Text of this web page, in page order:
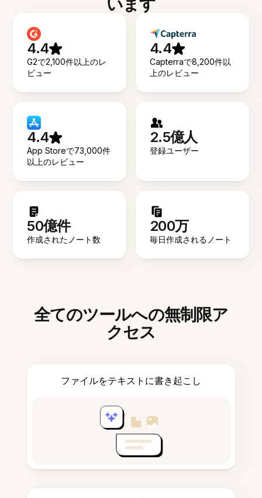
います
4.4
G2で2,100件以上のレ
ビュー
4.4
Capterraで8,200件以
上のレビュー
4.4
App Storeで73,000件
以上のレビュー
2.5億人
登録ユーザー
50億件
作成されたノート数
200万
毎日作成されるノート
全てのツールへの無制限ア
クセス
ファイルをテキストに書き起こし